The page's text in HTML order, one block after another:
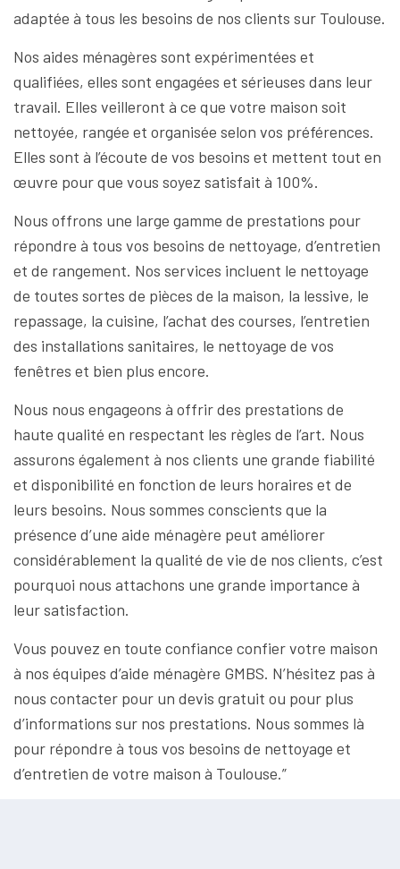
adaptée à tous les besoins de nos clients sur Toulouse.
Nos aides ménagères sont expérimentées et
qualifiées, elles sont engagées et sérieuses dans leur
travail. Elles veilleront à ce que votre maison soit
nettoyée, rangée et organisée selon vos préférences.
Elles sont à l’écoute de vos besoins et mettent tout en
œuvre pour que vous soyez satisfait à 100%.
Nous offrons une large gamme de prestations pour
répondre à tous vos besoins de nettoyage, d’entretien
et de rangement. Nos services incluent le nettoyage
de toutes sortes de pièces de la maison, la lessive, le
repassage, la cuisine, l’achat des courses, l’entretien
des installations sanitaires, le nettoyage de vos
fenêtres et bien plus encore.
Nous nous engageons à offrir des prestations de
haute qualité en respectant les règles de l’art. Nous
assurons également à nos clients une grande fiabilité
et disponibilité en fonction de leurs horaires et de
leurs besoins. Nous sommes conscients que la
présence d’une aide ménagère peut améliorer
considérablement la qualité de vie de nos clients, c’est
pourquoi nous attachons une grande importance à
leur satisfaction.
Vous pouvez en toute confiance confier votre maison
à nos équipes d’aide ménagère GMBS. N’hésitez pas à
nous contacter pour un devis gratuit ou pour plus
d’informations sur nos prestations. Nous sommes là
pour répondre à tous vos besoins de nettoyage et
d’entretien de votre maison à Toulouse.”